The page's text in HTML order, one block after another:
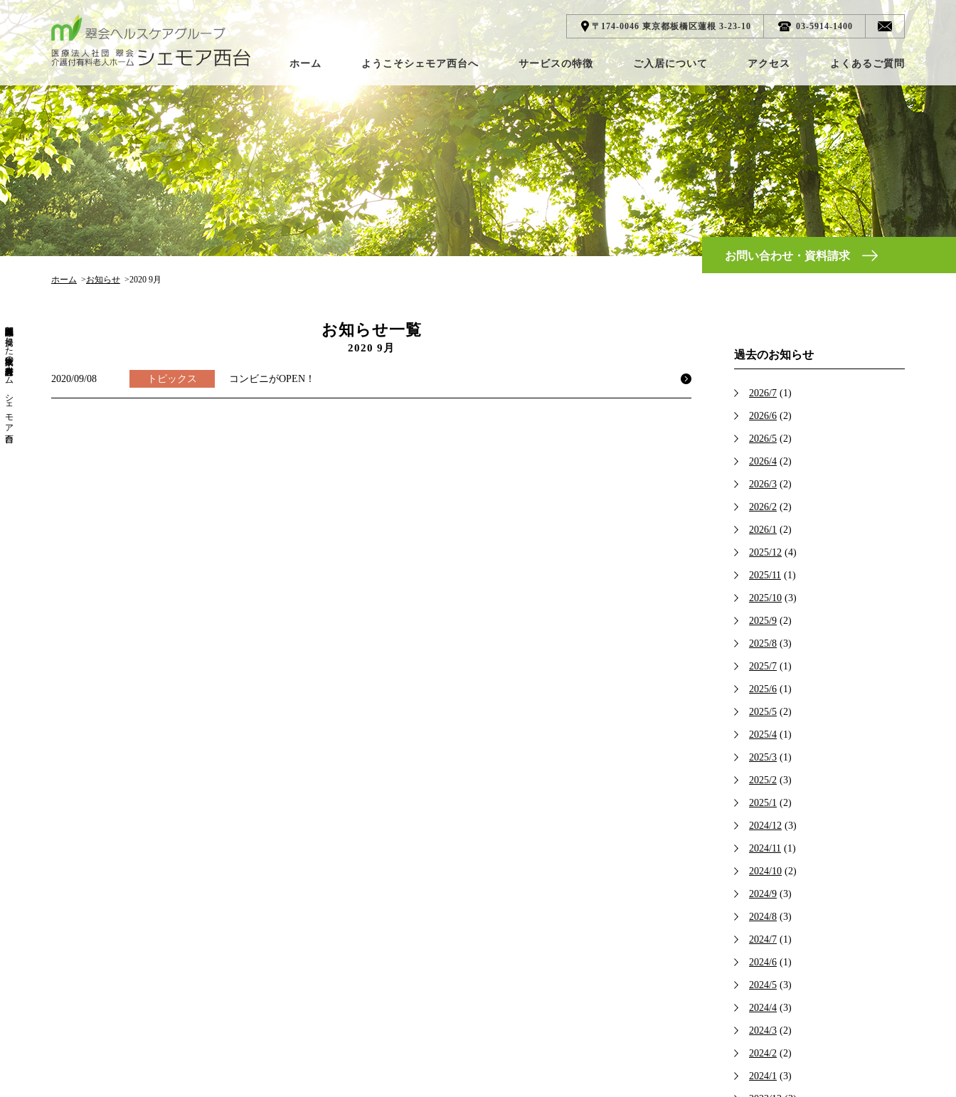
〒174-0046 東京都板橋区蓮根 3-23-10 03-5914-1400 問い合わせ
ホーム ようこそシェモア西台へ サービスの特徴 ご入居について アクセス よくあるご質問
お問い合わせ・資料請求
ホーム お知らせ 2020 9月
認知症専門医療機関と提携した東京板橋区の介護付有料老人ホーム シェモア西台 お知らせ一覧
2020 9月
2020/09/08 トピックス コンビニがOPEN！
過去のお知らせ
2026/7 (1)
2026/6 (2)
2026/5 (2)
2026/4 (2)
2026/3 (2)
2026/2 (2)
2026/1 (2)
2025/12 (4)
2025/11 (1)
2025/10 (3)
2025/9 (2)
2025/8 (3)
2025/7 (1)
2025/6 (1)
2025/5 (2)
2025/4 (1)
2025/3 (1)
2025/2 (3)
2025/1 (2)
2024/12 (3)
2024/11 (1)
2024/10 (2)
2024/9 (3)
2024/8 (3)
2024/7 (1)
2024/6 (1)
2024/5 (3)
2024/4 (3)
2024/3 (2)
2024/2 (2)
2024/1 (3)